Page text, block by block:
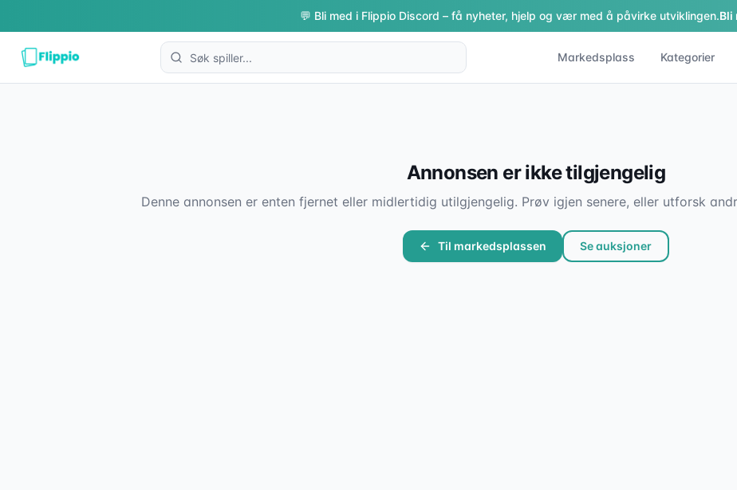
💬 Bli med i Flippio Discord – få nyheter, hjelp og vær med å påvirke utviklingen.Bli
Markedsplass Kategorier
Annonsen er ikke tilgjengelig
Denne annonsen er enten fjernet eller midlertidig utilgjengelig. Prøv igjen senere, eller utforsk
Til markedsplassen Se auksjoner